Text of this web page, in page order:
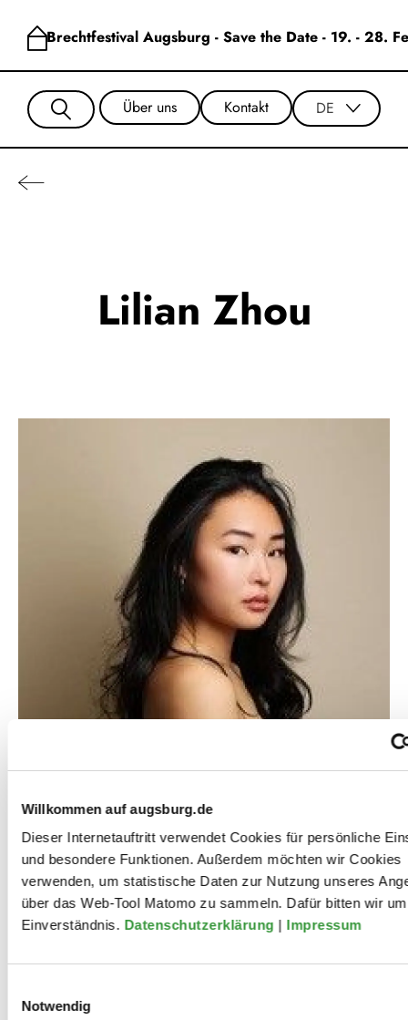
Willkommen auf augsburg.de
Dieser Internetauftritt verwendet Cookies für persönliche
und besondere Funktionen. Außerdem möchten wir Cookies
verwenden, um statistische Daten zur Nutzung unseres
über das Web-Tool Matomo zu sammeln. Dafür bitten wir
Einverständnis. Datenschutzerklärung | Impressum
Notwendig
Brechtfestival Augsburg - Save the Date - 19. - 28.
Über uns Kontakt DE
Lilian Zhou
Lilian Zhou, geboren 1999 in Frankfurt am Main,